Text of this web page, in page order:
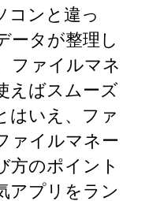
ンと違っ
ータが整理し
ファイルマネ
えばスムーズ
はいえ、ファ
ァイルマネー
方のポイント
アプリをラン